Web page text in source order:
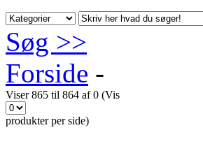
Søg >>
Forside -
Viser 865 til 864 af 0 (Vis
produkter per side)